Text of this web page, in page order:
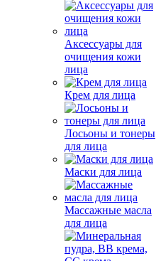
Аксессуары для
очищения кожи
лица
Крем для лица
Лосьоны и тонеры
для лица
Маски для лица
Массажные масла
для лица